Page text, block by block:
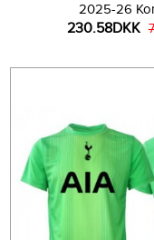
2025-26
230.58DKK